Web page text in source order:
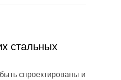
стальных
спроектированы и